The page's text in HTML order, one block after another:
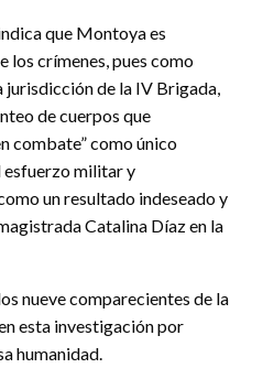
que Montoya es
los crímenes, pues como
jurisdicción de la IV Brigada,
de cuerpos que
combate” como único
esfuerzo militar y
un resultado indeseado y
Catalina Díaz en la
nueve comparecientes de la
esta investigación por
humanidad.